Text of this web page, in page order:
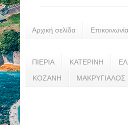
Αρχική σελίδα Επικοινωνία
ΠΙΕΡΙΑ ΚΑΤΕΡΙΝΗ
ΚΟΖΑΝΗ ΜΑΚΡΥΓΙΑΛΟΣ